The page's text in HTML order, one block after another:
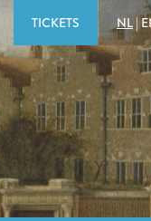
TICKETS NL|